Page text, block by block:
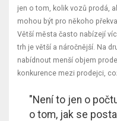
jen o tom, kolik vozů prodá,
mohou být pro někoho
Větší města často nabízejí
trh je větší a náročnější. Na
nabídnout menší objem
konkurence mezi prodejci,
"Není to jen o
o tom, jak se